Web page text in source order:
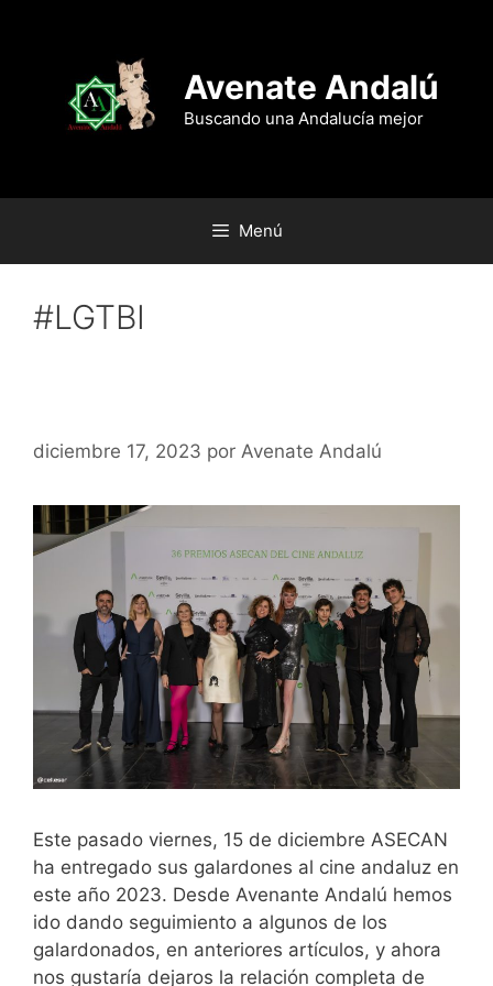
Avenate Andalú
Buscando una Andalucía mejor
Menú
#LGTBI
diciembre 17, 2023 por Avenate Andalú
Este pasado viernes, 15 de diciembre ASECAN
ha entregado sus galardones al cine andaluz en
este año 2023. Desde Avenante Andalú hemos
ido dando seguimiento a algunos de los
galardonados, en anteriores artículos, y ahora
nos gustaría dejaros la relación completa de